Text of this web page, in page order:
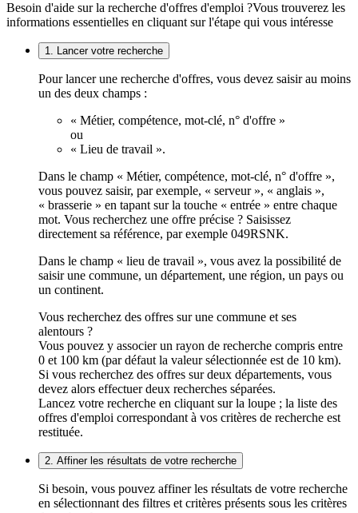
Besoin d'aide sur la recherche d'offres d'emploi ?Vous trouverez les
informations essentielles en cliquant sur l'étape qui vous intéresse
1. Lancer votre recherche
Pour lancer une recherche d'offres, vous devez saisir au moins
un des deux champs :
« Métier, compétence, mot-clé, n° d'offre »
ou
« Lieu de travail ».
Dans le champ « Métier, compétence, mot-clé, n° d'offre »,
vous pouvez saisir, par exemple, « serveur », « anglais »,
« brasserie » en tapant sur la touche « entrée » entre chaque
mot. Vous recherchez une offre précise ? Saisissez
directement sa référence, par exemple 049RSNK.
Dans le champ « lieu de travail », vous avez la possibilité de
saisir une commune, un département, une région, un pays ou
un continent.
Vous recherchez des offres sur une commune et ses
alentours ?
Vous pouvez y associer un rayon de recherche compris entre
0 et 100 km (par défaut la valeur sélectionnée est de 10 km).
Si vous recherchez des offres sur deux départements, vous
devez alors effectuer deux recherches séparées.
Lancez votre recherche en cliquant sur la loupe ; la liste des
offres d'emploi correspondant à vos critères de recherche est
restituée.
2. Affiner les résultats de votre recherche
Si besoin, vous pouvez affiner les résultats de votre recherche
en sélectionnant des filtres et critères présents sous les critères